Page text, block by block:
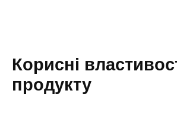
Корисні
продукту